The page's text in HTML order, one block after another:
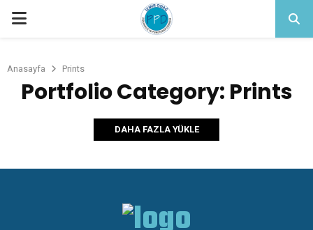
PRIMARY
Anasayfa Prints
Portfolio Category: Prints
DAHA FAZLA YÜKLE